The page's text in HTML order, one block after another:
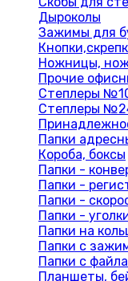
Дыроколы
Зажимы для
Ножницы,
Прочие
Степлеры
Степлеры
Папки
Короба, боксы
Папки -
Папки -
Папки -
Папки -
Папки на
Папки с
Папки с
Планшеты,